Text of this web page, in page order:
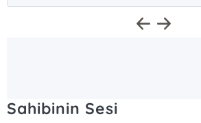
Sahibinin Sesi